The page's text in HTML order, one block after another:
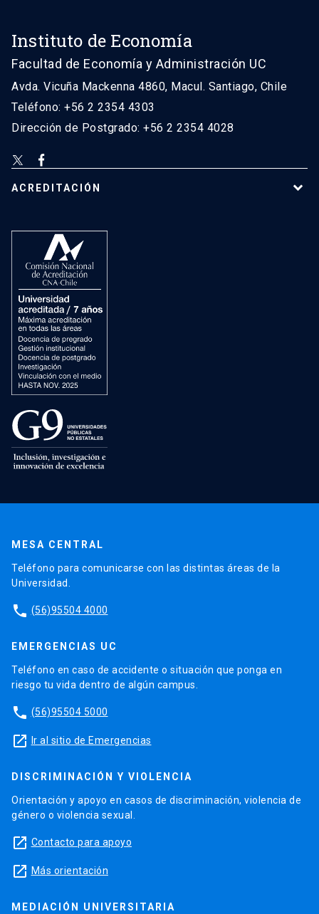
Instituto de Economía
Facultad de Economía y Administración UC
Avda. Vicuña Mackenna 4860, Macul. Santiago, Chile
Teléfono: +56 2 2354 4303
Dirección de Postgrado: +56 2 2354 4028
ACREDITACIÓN
MESA CENTRAL
Teléfono para comunicarse con las distintas áreas de la
Universidad.
phone (56)95504 4000
EMERGENCIAS UC
Teléfono en caso de accidente o situación que ponga en
riesgo tu vida dentro de algún campus.
phone (56)95504 5000
launch Ir al sitio de Emergencias
DISCRIMINACIÓN Y VIOLENCIA
Orientación y apoyo en casos de discriminación, violencia de
género o violencia sexual.
launch Contacto para apoyo
launch Más orientación
MEDIACIÓN UNIVERSITARIA